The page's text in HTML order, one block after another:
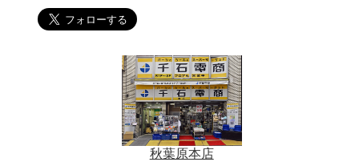
秋葉原本店